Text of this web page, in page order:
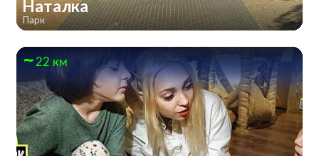
Наталка
Парк
22 км